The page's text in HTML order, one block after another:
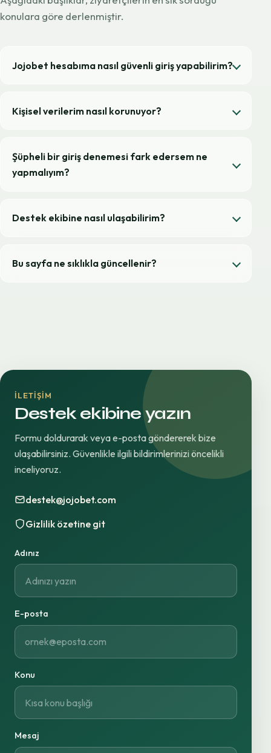
konulara göre derlenmiştir.
Jojobet hesabıma nasıl güvenli giriş yapabilirim?
Kişisel verilerim nasıl korunuyor?
Şüpheli bir giriş denemesi fark edersem ne
yapmalıyım?
Destek ekibine nasıl ulaşabilirim?
Bu sayfa ne sıklıkla güncellenir?
İLETIŞIM
Destek ekibine yazın
Formu doldurarak veya e-posta göndererek bize
ulaşabilirsiniz. Güvenlikle ilgili bildirimlerinizi öncelikli
inceliyoruz.
destek@jojobet.com
Gizlilik özetine git
Adınız
E-posta
Konu
Mesaj